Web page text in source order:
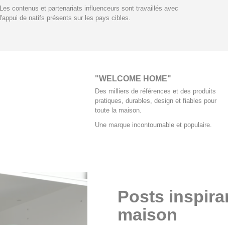
Les contenus et partenariats influenceurs sont travaillés avec
l'appui de natifs présents sur les pays cibles.
"WELCOME HOME"
Des milliers de références et des produits
pratiques, durables, design et fiables pour
toute la maison.
Une marque incontournable et populaire.
Posts
maison